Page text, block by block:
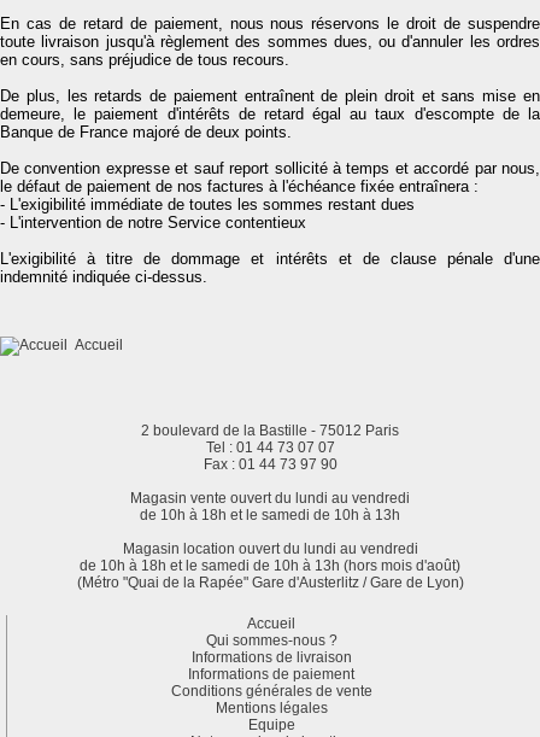
En cas de retard de paiement, nous nous réservons le droit de suspendre
toute livraison jusqu'à règlement des sommes dues, ou d'annuler les ordres
en cours, sans préjudice de tous recours.
De plus, les retards de paiement entraînent de plein droit et sans mise en
demeure, le paiement d'intérêts de retard égal au taux d'escompte de la
Banque de France majoré de deux points.
De convention expresse et sauf report sollicité à temps et accordé par nous,
le défaut de paiement de nos factures à l'échéance fixée entraînera :
- L'exigibilité immédiate de toutes les sommes restant dues
- L'intervention de notre Service contentieux
L'exigibilité à titre de dommage et intérêts et de clause pénale d'une
indemnité indiquée ci-dessus.
Accueil
2 boulevard de la Bastille - 75012 Paris
Tel : 01 44 73 07 07
Fax : 01 44 73 97 90
Magasin vente ouvert du lundi au vendredi
de 10h à 18h et le samedi de 10h à 13h
Magasin location ouvert du lundi au vendredi
de 10h à 18h et le samedi de 10h à 13h (hors mois d'août)
(Métro "Quai de la Rapée" Gare d'Austerlitz / Gare de Lyon)
Accueil
Qui sommes-nous ?
Informations de livraison
Informations de paiement
Conditions générales de vente
Mentions légales
Equipe